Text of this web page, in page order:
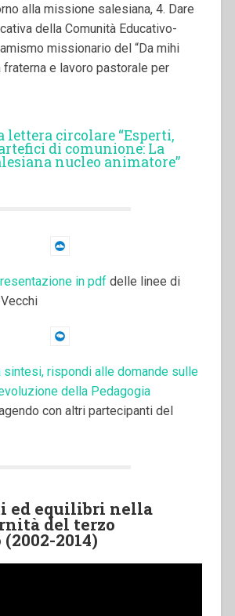
alla missione salesiana, 4. Dare
della Comunità Educativo-
missionario del “Da mihi
fraterna e lavoro pastorale per
lettera circolare “Esperti,
di comunione: La
nucleo animatore”
in pdf delle linee di
sintesi, rispondi alle domande sulle
della Pedagogia
con altri partecipanti del
ed equilibri nella
del terzo
2014)